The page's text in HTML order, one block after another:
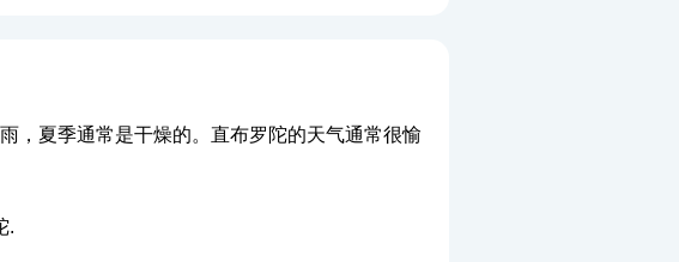
，夏季通常是干燥的。直布罗陀的天气通常很愉
.